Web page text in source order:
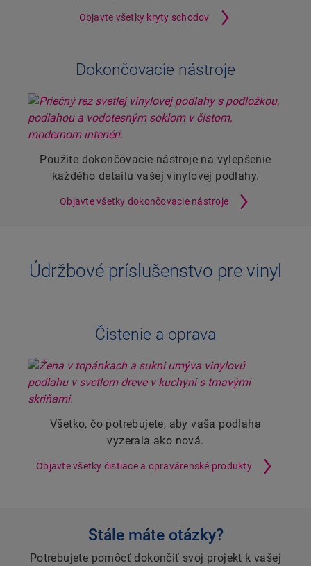
Objavte všetky kryty schodov
Dokončovacie nástroje
Použite dokončovacie nástroje na vylepšenie
každého detailu vašej vinylovej podlahy.
Objavte všetky dokončovacie nástroje
Údržbové príslušenstvo pre vinyl
Čistenie a oprava
Všetko, čo potrebujete, aby vaša podlaha
vyzerala ako nová.
Objavte všetky čistiace a opravárenské produkty
Stále máte otázky?
Potrebujete pomôcť dokončiť svoj projekt k vašej